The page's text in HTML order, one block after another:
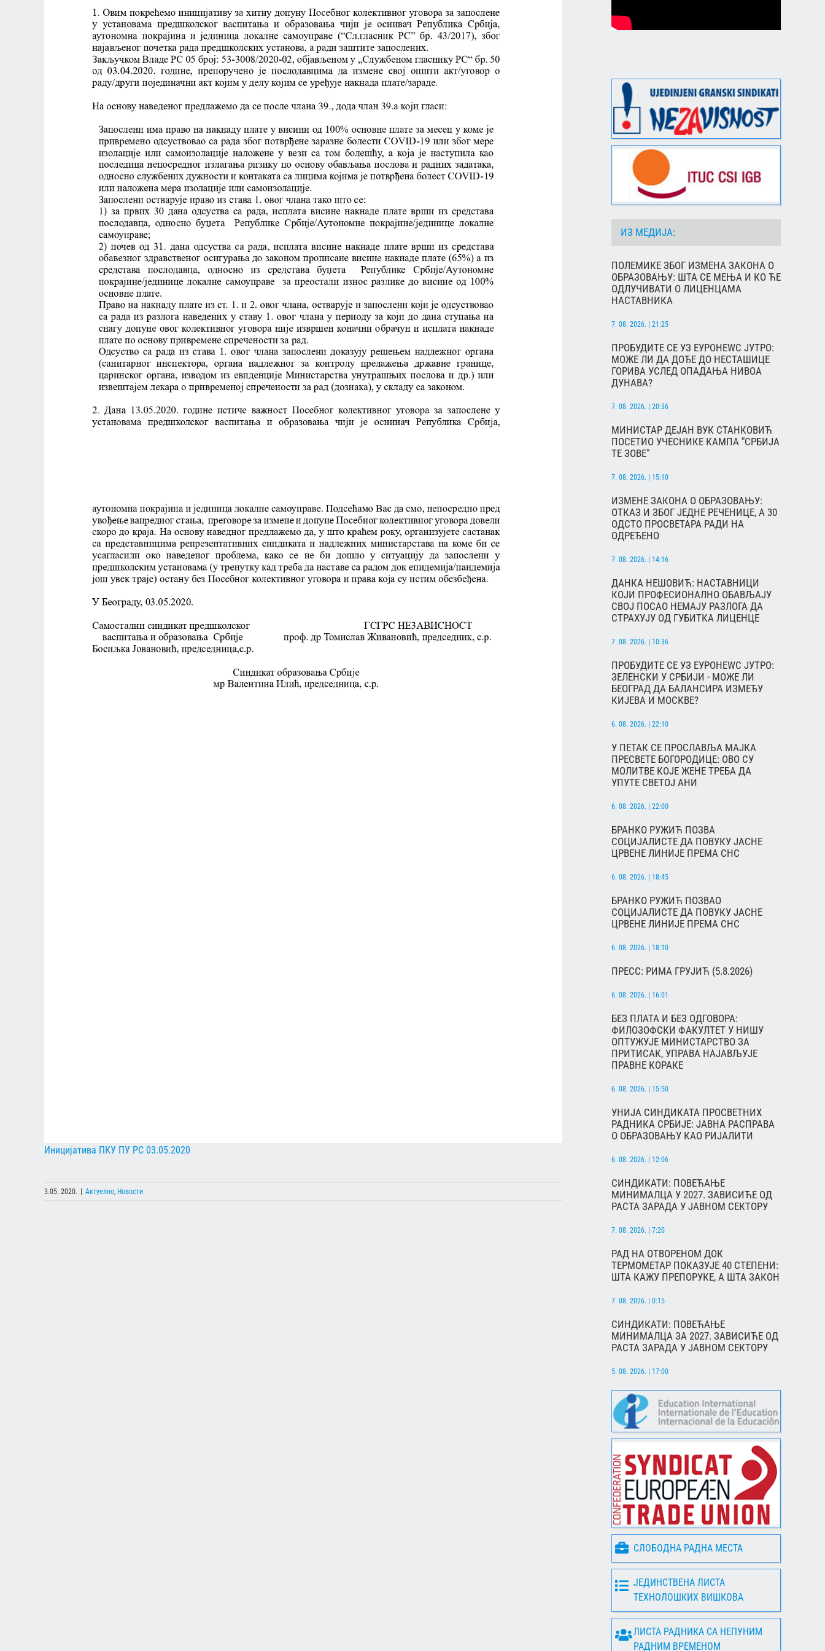
Иницијатива ПКУ ПУ РС 03.05.2020
3.05. 2020. | Актуелно, Новости
ИЗ МЕДИЈА:
ПОЛЕМИКЕ ЗБОГ ИЗМЕНА ЗАКОНА О
ОБРАЗОВАЊУ: ШТА СЕ МЕЊА И КО ЋЕ
ОДЛУЧИВАТИ О ЛИЦЕНЦАМА
НАСТАВНИКА
7. 08. 2026. | 21:25
ПРОБУДИТЕ СЕ УЗ ЕУРОНЕWС ЈУТРО:
МОЖЕ ЛИ ДА ДОЂЕ ДО НЕСТАШИЦЕ
ГОРИВА УСЛЕД ОПАДАЊА НИВОА
ДУНАВА?
7. 08. 2026. | 20:36
МИНИСТАР ДЕЈАН ВУК СТАНКОВИЋ
ПОСЕТИО УЧЕСНИКЕ КАМПА "СРБИЈА
ТЕ ЗОВЕ"
7. 08. 2026. | 15:10
ИЗМЕНЕ ЗАКОНА О ОБРАЗОВАЊУ:
ОТКАЗ И ЗБОГ ЈЕДНЕ РЕЧЕНИЦЕ, А 30
ОДСТО ПРОСВЕТАРА РАДИ НА
ОДРЕЂЕНО
7. 08. 2026. | 14:16
ДАНКА НЕШОВИЋ: НАСТАВНИЦИ
КОЈИ ПРОФЕСИОНАЛНО ОБАВЉАЈУ
СВОЈ ПОСАО НЕМАЈУ РАЗЛОГА ДА
СТРАХУЈУ ОД ГУБИТКА ЛИЦЕНЦЕ
7. 08. 2026. | 10:36
ПРОБУДИТЕ СЕ УЗ ЕУРОНЕWС ЈУТРО:
ЗЕЛЕНСКИ У СРБИЈИ - МОЖЕ ЛИ
БЕОГРАД ДА БАЛАНСИРА ИЗМЕЂУ
КИЈЕВА И МОСКВЕ?
6. 08. 2026. | 22:10
У ПЕТАК СЕ ПРОСЛАВЉА МАЈКА
ПРЕСВЕТЕ БОГОРОДИЦЕ: ОВО СУ
МОЛИТВЕ КОЈЕ ЖЕНЕ ТРЕБА ДА
УПУТЕ СВЕТОЈ АНИ
6. 08. 2026. | 22:00
БРАНКО РУЖИЋ ПОЗВА
СОЦИЈАЛИСТЕ ДА ПОВУКУ ЈАСНЕ
ЦРВЕНЕ ЛИНИЈЕ ПРЕМА СНС
6. 08. 2026. | 18:45
БРАНКО РУЖИЋ ПОЗВАО
СОЦИЈАЛИСТЕ ДА ПОВУКУ ЈАСНЕ
ЦРВЕНЕ ЛИНИЈЕ ПРЕМА СНС
6. 08. 2026. | 18:10
ПРЕСС: РИМА ГРУЈИЋ (5.8.2026)
6. 08. 2026. | 16:01
БЕЗ ПЛАТА И БЕЗ ОДГОВОРА:
ФИЛОЗОФСКИ ФАКУЛТЕТ У НИШУ
ОПТУЖУЈЕ МИНИСТАРСТВО ЗА
ПРИТИСАК, УПРАВА НАЈАВЉУЈЕ
ПРАВНЕ КОРАКЕ
6. 08. 2026. | 15:50
УНИЈА СИНДИКАТА ПРОСВЕТНИХ
РАДНИКА СРБИЈЕ: ЈАВНА РАСПРАВА
О ОБРАЗОВАЊУ КАО РИЈАЛИТИ
6. 08. 2026. | 12:06
СИНДИКАТИ: ПОВЕЋАЊЕ
МИНИМАЛЦА У 2027. ЗАВИСИЋЕ ОД
РАСТА ЗАРАДА У ЈАВНОМ СЕКТОРУ
7. 08. 2026. | 7:20
РАД НА ОТВОРЕНОМ ДОК
ТЕРМОМЕТАР ПОКАЗУЈЕ 40 СТЕПЕНИ:
ШТА КАЖУ ПРЕПОРУКЕ, А ШТА ЗАКОН
7. 08. 2026. | 0:15
СИНДИКАТИ: ПОВЕЋАЊЕ
МИНИМАЛЦА ЗА 2027. ЗАВИСИЋЕ ОД
РАСТА ЗАРАДА У ЈАВНОМ СЕКТОРУ
5. 08. 2026. | 17:00
СЛОБОДНА РАДНА МЕСТА
ЈЕДИНСТВЕНА ЛИСТА
ТЕХНОЛОШКИХ ВИШКОВА
ЛИСТА РАДНИКА СА НЕПУНИМ
РАДНИМ ВРЕМЕНОМ